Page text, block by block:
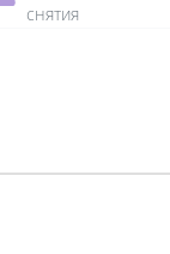
снятия